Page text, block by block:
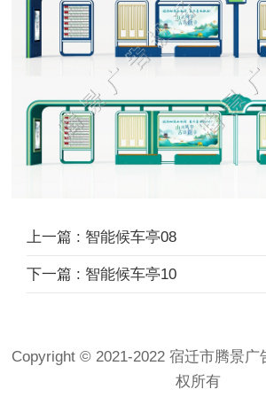
上一篇 : 智能候车亭08
下一篇 : 智能候车亭10
Copyright © 2021-2022 宿迁市腾景广
权所有